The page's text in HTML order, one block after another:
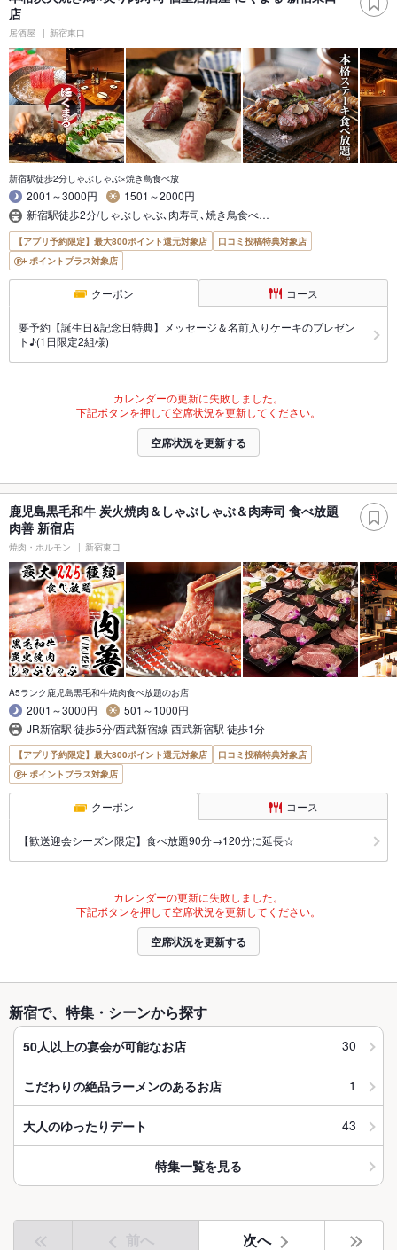
店
居酒屋 新宿東口
新宿駅徒歩2分しゃぶしゃぶ×焼き鳥食べ放
2001～3000円
1501～2000円
新宿駅徒歩2分/しゃぶしゃぶ､肉寿司､焼き鳥食べ…
【アプリ予約限定】最大800ポイント還元対象店
口コミ投稿特典対象店
ポイントプラス対象店
クーポン コース
要予約【誕生日&記念日特典】メッセージ＆名前入りケーキのプレゼン
ト♪(1日限定2組様)
カレンダーの更新に失敗しました。
下記ボタンを押して空席状況を更新してください。
空席状況を更新する
鹿児島黒毛和牛 炭火焼肉＆しゃぶしゃぶ＆肉寿司 食べ放題
肉善 新宿店
焼肉・ホルモン 新宿東口
A5ランク鹿児島黒毛和牛焼肉食べ放題のお店
2001～3000円
501～1000円
JR新宿駅 徒歩5分/西武新宿線 西武新宿駅 徒歩1分
【アプリ予約限定】最大800ポイント還元対象店
口コミ投稿特典対象店
ポイントプラス対象店
クーポン コース
【歓送迎会シーズン限定】食べ放題90分→120分に延長☆
カレンダーの更新に失敗しました。
下記ボタンを押して空席状況を更新してください。
空席状況を更新する
新宿で、特集・シーンから探す
50人以上の宴会が可能なお店 30
こだわりの絶品ラーメンのあるお店 1
大人のゆったりデート 43
特集一覧を見る
前へ 次へ